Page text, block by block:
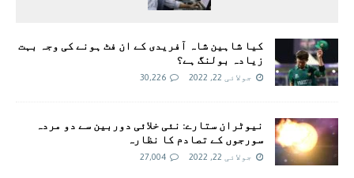
کیا شاہین شاہ آفریدی کے ان فٹ ہونے کی وجہ بہت
زیادہ بولنگ ہے؟
جولائی 22, 2022 30,226
نیوٹران ستارے: نئی خلائی دوربین سے دو مردہ
سورجوں کے تصادم کا نظارہ
جولائی 22, 2022 27,004